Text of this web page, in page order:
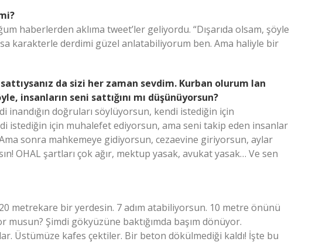
haberlerden aklıma tweet’ler geliyordu. “Dışarıda olsam, şöyle
karakterle derdimi güzel anlatabiliyorum ben. Ama haliyle bir
da sizi her zaman sevdim. Kurban olurum lan
insanların seni sattığını mı düşünüyorsun?
inandığın doğruları söylüyorsun, kendi istediğin için
istediğin için muhalefet ediyorsun, ama seni takip eden insanlar
sonra mahkemeye gidiyorsun, cezaevine giriyorsun, aylar
OHAL şartları çok ağır, mektup yasak, avukat yasak… Ve sen
metrekare bir yerdesin. 7 adım atabiliyorsun. 10 metre önünü
Şimdi gökyüzüne baktığımda başım dönüyor.
Üstümüze kafes çektiler. Bir beton dökülmediği kaldı! İşte bu